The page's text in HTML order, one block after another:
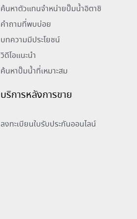
ค้นหาตัวแทนจำหน่ายปั๊มน้ำอิตาชิ
คำถามที่พบบ่อย
บทความมีประโยชน์
วิดีโอแนะนำ
ค้นหาปั๊มน้ำที่เหมาะสม
บริการหลังการขาย
ลงทะเบียนใบรับประกันออนไลน์